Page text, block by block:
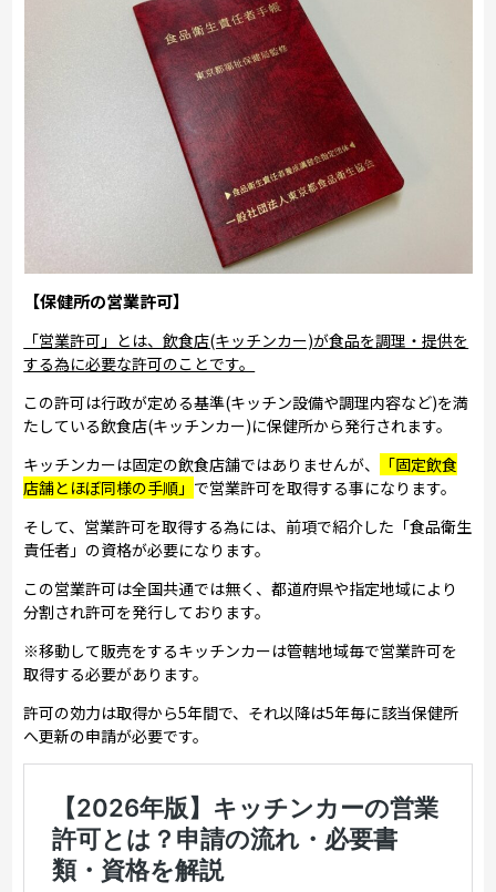
【保健所の営業許可】
「営業許可」とは、飲食店(キッチンカー)が食品を調理・提供を
する為に必要な許可のことです。
この許可は行政が定める基準(キッチン設備や調理内容など)を満
たしている飲食店(キッチンカー)に保健所から発行されます。
キッチンカーは固定の飲食店舗ではありませんが、
「固定飲食
店舗とほぼ同様の手順」 で営業許可を取得する事になります。
そして、営業許可を取得する為には、前項で紹介した「食品衛生
責任者」の資格が必要になります。
この営業許可は全国共通では無く、都道府県や指定地域により
分割され許可を発行しております。
※移動して販売をするキッチンカーは管轄地域毎で営業許可を
取得する必要があります。
許可の効力は取得から5年間で、それ以降は5年毎に該当保健所
へ更新の申請が必要です。